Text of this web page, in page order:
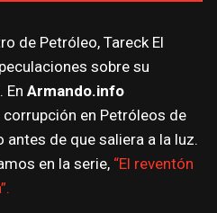
de Petróleo, Tareck El
sobre su
En Armando.info
en Petróleos de
de que saliera a la luz.
en la serie, “El reventón